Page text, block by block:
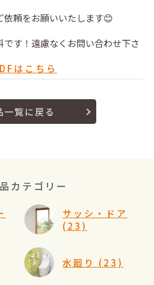
依頼をお願いいたします😊
です！遠慮なくお問い合わせ下さ
はこちら
一覧に戻る
カテゴリー
サッシ・ドア
(23)
水廻り (23)